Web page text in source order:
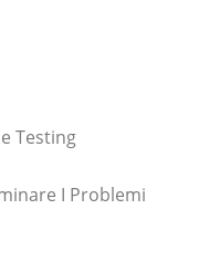
Testing
I Problemi